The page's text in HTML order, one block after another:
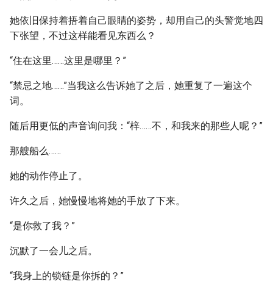
她依旧保持着捂着自己眼睛的姿势，却用自己的头警觉地四
下张望，不过这样能看见东西么？
“住在这里……这里是哪里？”
“禁忌之地……”当我这么告诉她了之后，她重复了一遍这个
词。
随后用更低的声音询问我：“梓……不，和我来的那些人呢？”
那艘船么……
她的动作停止了。
许久之后，她慢慢地将她的手放了下来。
“是你救了我？”
沉默了一会儿之后。
“我身上的锁链是你拆的？”